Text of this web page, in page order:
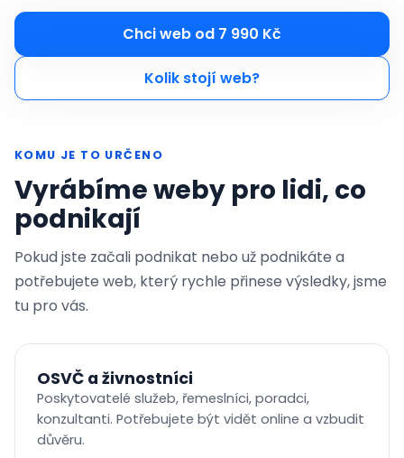
Chci web od 7 990 Kč
Kolik stojí web?
KOMU JE TO URČENO
Vyrábíme weby pro lidi, co
podnikají
Pokud jste začali podnikat nebo už podnikáte a
potřebujete web, který rychle přinese výsledky, jsme
tu pro vás.
OSVČ a živnostníci
Poskytovatelé služeb, řemeslníci, poradci,
konzultanti. Potřebujete být vidět online a vzbudit
důvěru.